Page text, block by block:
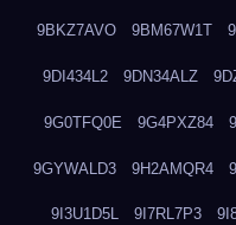
9BKZ7AVO 9BM67W1T
9DI434L2 9DN34ALZ
9G0TFQ0E 9G4PXZ84
9GYWALD3 9H2AMQR4
9I3U1D5L 9I7RL7P3